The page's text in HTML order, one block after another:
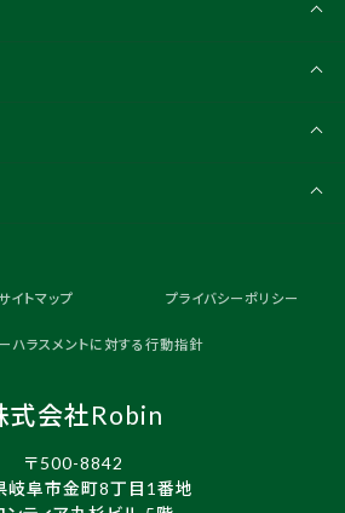
イトマップ プライバシーポリシー
ハラスメントに対する行動指針
式会社Robin
〒500-8842
岐阜市金町8丁目1番地